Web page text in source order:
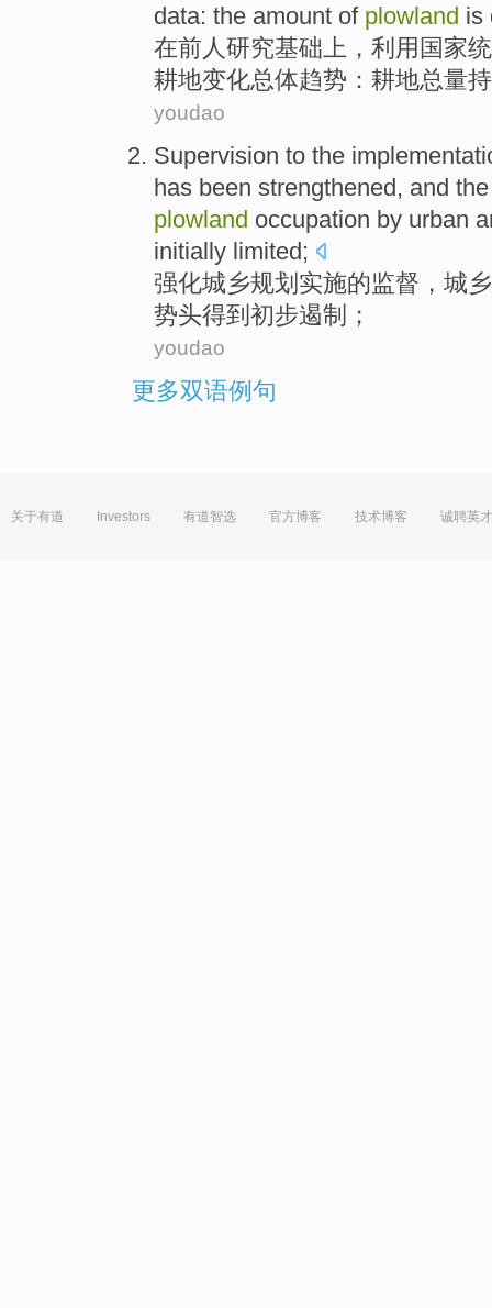
data: the amount of plowland is
在前人研究基础上 ，利用国家
耕地变化总体趋势 ：耕地总量
youdao
Supervision to the
has been strengthened, and
plowland occupation by urban
initially limited;
强化城乡规划 实施的监督 ， 城乡
势头得到 初步遏制；
youdao
更多双语例句
关于有道 Investors 有道智选 官方博客 技术博客 诚聘英才